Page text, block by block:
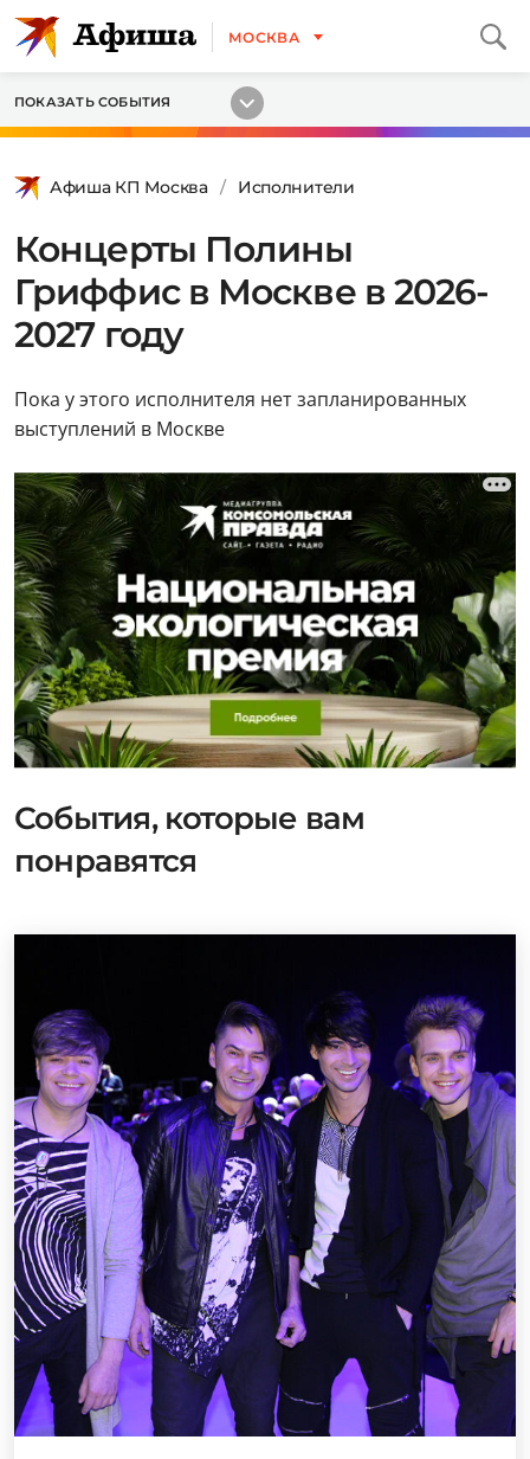
МОСКВА
ПОКАЗАТЬ СОБЫТИЯ
Афиша КП Москва Исполнители
Концерты Полины
Гриффис в Москве в 2026-
2027 году
Пока у этого исполнителя нет запланированных
выступлений в Москве
События, которые вам
понравятся